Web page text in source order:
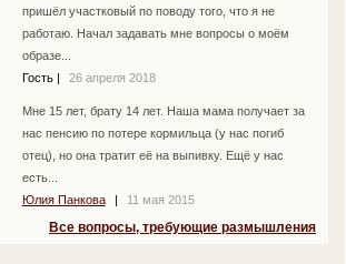
пришёл участковый по поводу того, что я не
работаю. Начал задавать мне вопросы о моём
образе...
Гость | 26 апреля 2018
Мне 15 лет, брату 14 лет. Наша мама получает за
нас пенсию по потере кормильца (у нас погиб
отец), но она тратит её на выпивку. Ещё у нас
есть...
Юлия Панкова
| 11 мая 2015
Все вопросы, требующие размышления